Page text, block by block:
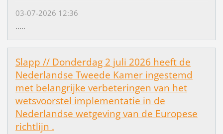
03-07-2026 12:36
.....
Slapp // Donderdag 2 juli 2026 heeft de
Nederlandse Tweede Kamer ingestemd
met belangrijke verbeteringen van het
wetsvoorstel implementatie in de
Nederlandse wetgeving van de Europese
richtlijn .